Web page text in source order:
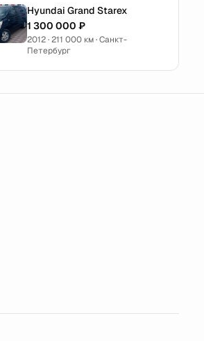
Hyundai Grand Starex
1 300 000 ₽
2012 · 211 000 км · Санкт-
Петербург